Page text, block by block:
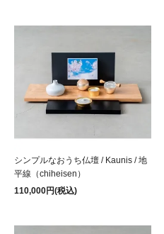
シンプルなおうち仏壇 / Kaunis / 地
平線（chiheisen）
110,000円(税込)